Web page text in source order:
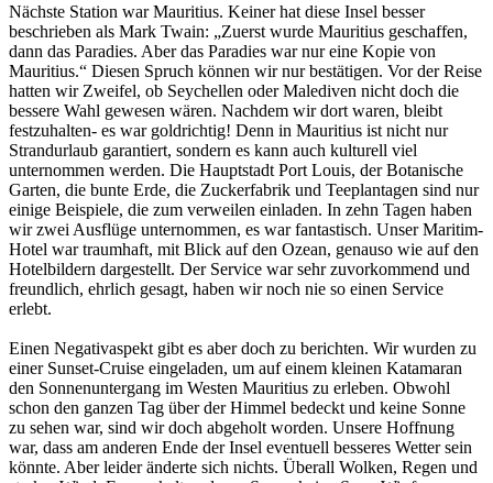
Nächste Station war Mauritius. Keiner hat diese Insel besser
beschrieben als Mark Twain: „Zuerst wurde Mauritius geschaffen,
dann das Paradies. Aber das Paradies war nur eine Kopie von
Mauritius.“ Diesen Spruch können wir nur bestätigen. Vor der Reise
hatten wir Zweifel, ob Seychellen oder Malediven nicht doch die
bessere Wahl gewesen wären. Nachdem wir dort waren, bleibt
festzuhalten- es war goldrichtig! Denn in Mauritius ist nicht nur
Strandurlaub garantiert, sondern es kann auch kulturell viel
unternommen werden. Die Hauptstadt Port Louis, der Botanische
Garten, die bunte Erde, die Zuckerfabrik und Teeplantagen sind nur
einige Beispiele, die zum verweilen einladen. In zehn Tagen haben
wir zwei Ausflüge unternommen, es war fantastisch. Unser Maritim-
Hotel war traumhaft, mit Blick auf den Ozean, genauso wie auf den
Hotelbildern dargestellt. Der Service war sehr zuvorkommend und
freundlich, ehrlich gesagt, haben wir noch nie so einen Service
erlebt.
Einen Negativaspekt gibt es aber doch zu berichten. Wir wurden zu
einer Sunset-Cruise eingeladen, um auf einem kleinen Katamaran
den Sonnenuntergang im Westen Mauritius zu erleben. Obwohl
schon den ganzen Tag über der Himmel bedeckt und keine Sonne
zu sehen war, sind wir doch abgeholt worden. Unsere Hoffnung
war, dass am anderen Ende der Insel eventuell besseres Wetter sein
könnte. Aber leider änderte sich nichts. Überall Wolken, Regen und